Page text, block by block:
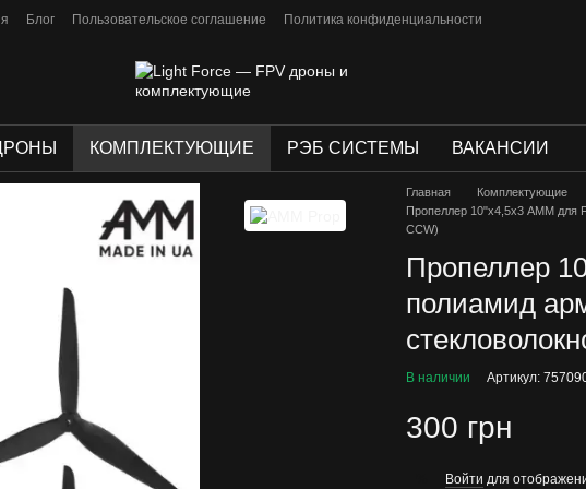
Блог Пользовательское соглашение
Политика конфиденциальности
КОМПЛЕКТУЮЩИЕ РЭБ СИСТЕМЫ ВАКАНСИИ
Главная Комплектующие
Пропеллер 10"х4,5х3 АММ для
CCW)
Пропеллер
полиамид
В наличии Артикул:
300 грн
Войти для